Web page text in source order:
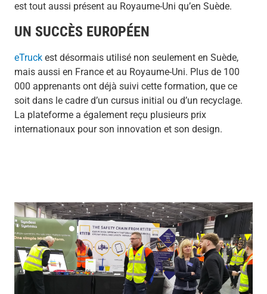
est tout aussi présent au Royaume-Uni qu’en Suède.
UN SUCCÈS EUROPÉEN
eTruck est désormais utilisé non seulement en Suède,
mais aussi en France et au Royaume-Uni. Plus de 100
000 apprenants ont déjà suivi cette formation, que ce
soit dans le cadre d’un cursus initial ou d’un recyclage.
La plateforme a également reçu plusieurs prix
internationaux pour son innovation et son design.